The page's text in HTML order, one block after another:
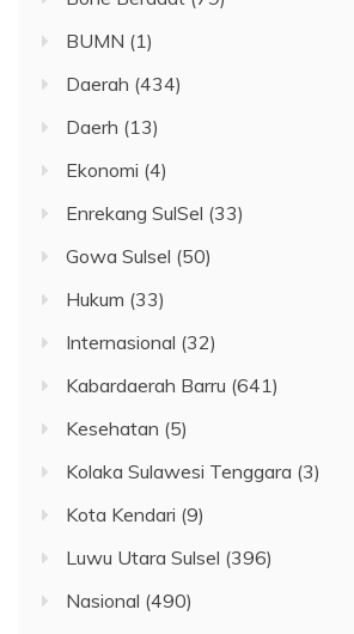
BUMN (1)
Daerah (434)
Daerh (13)
Ekonomi (4)
Enrekang SulSel (33)
Gowa Sulsel (50)
Hukum (33)
Internasional (32)
Kabardaerah Barru (641)
Kesehatan (5)
Kolaka Sulawesi Tenggara (3)
Kota Kendari (9)
Luwu Utara Sulsel (396)
Nasional (490)